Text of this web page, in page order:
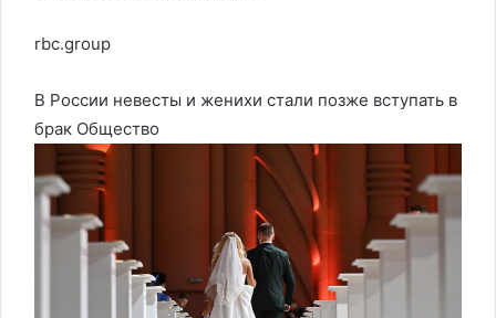
rbc.group
В России невесты и женихи стали позже вступать в
брак Общество